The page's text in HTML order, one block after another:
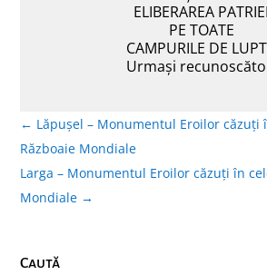
ELIBERAREA PATRIEI
PE TOATE
CAMPURILE DE
Urmași
← Lăpușel – Monumentul Eroilor căzuți
Războaie Mondiale
Larga – Monumentul Eroilor căzuți în
Mondiale →
Caută